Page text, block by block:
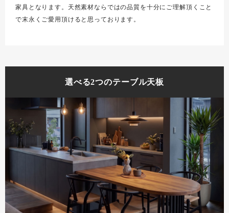
家具となります。天然素材ならではの品質を十分にご理解頂くこと
で末永くご愛用頂けると思っております。
選べる2つのテーブル天板